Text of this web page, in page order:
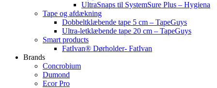
UltraSnaps til SystemSure Plus – Hygiena
Tape og afdækning
Dobbeltklæbende tape 5 cm – TapeGuys
Ultra-letklæbende tape 20 cm – TapeGuys
Smart products
FatIvan® Dørholder- FatIvan
Brands
Concrobium
Dumond
Ecor Pro